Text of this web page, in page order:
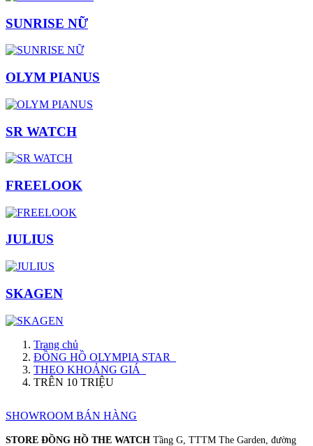
SUNRISE NỮ
OLYM PIANUS
SR WATCH
FREELOOK
JULIUS
SKAGEN
Trang chủ
ĐỒNG HỒ OLYMPIA STAR
THEO KHOẢNG GIÁ
TRÊN 10 TRIỆU
SHOWROOM BÁN HÀNG
STORE ĐỒNG HỒ THE WATCH Tầng G, TTTM The Garden, đường